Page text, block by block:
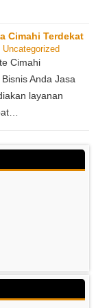
Cimahi Terdekat
Uncategorized
Cimahi
Anda Jasa
layanan